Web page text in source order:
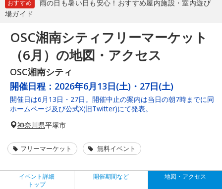
おすすめ
雨の日も暑い日も安心！おすすめ屋内施設・室内遊び
場ガイド
OSC湘南シティフリーマーケット
（6月）の地図・アクセス
OSC湘南シティ
開催日程： 2026年6月13日(土)・27日(土)
開催日は6月13日・27日。開催中止の案内は当日の朝7時までに同
ホームページ及び公式X(旧Twitter)にて発表。
神奈川県平塚市
フリーマーケット 無料イベント
イベント詳細
トップ
開催期間など 地図・アクセス